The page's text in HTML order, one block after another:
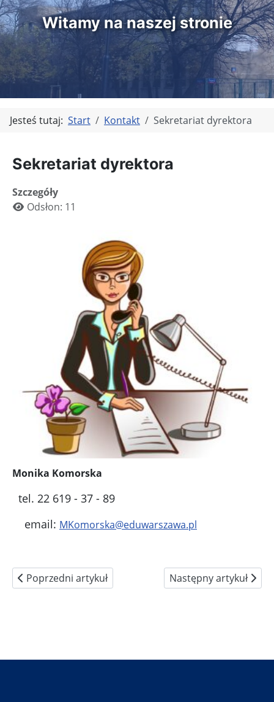
Witamy na naszej stronie
Jesteś tutaj: Start Kontakt Sekretariat dyrektora
Sekretariat dyrektora
Szczegóły
Odsłon: 11
Monika Komorska
tel. 22 619 - 37 - 89
email: MKomorska@eduwarszawa.pl
Poprzedni artykuł: Sekretariat uczniowski
Poprzedni artykuł Następny artykuł:
Następny artykuł